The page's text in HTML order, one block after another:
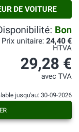
DE VOITURE
Bon
Prix unitaire: 24,40 €
HTVA
29,28 €
avec TVA
jusqu'au: 30-09-2026